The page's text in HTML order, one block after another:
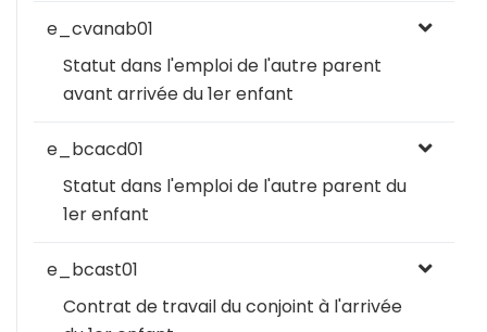
e_cvanab01
Statut dans l'emploi de l'autre parent
avant arrivée du 1er enfant
e_bcacd01
Statut dans l'emploi de l'autre parent du
1er enfant
e_bcast01
Contrat de travail du conjoint à l'arrivée